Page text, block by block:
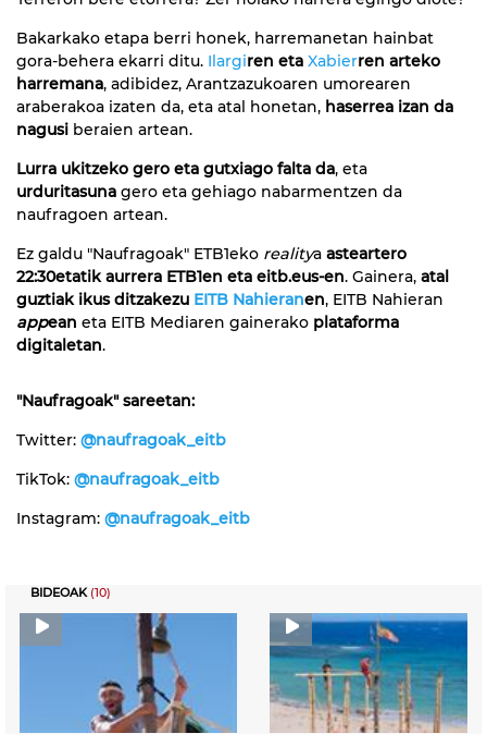
Bakarkako etapa berri honek, harremanetan hainbat
gora-behera ekarri ditu. Ilargiren eta Xabierren arteko
harremana, adibidez, Arantzazukoaren umorearen
araberakoa izaten da, eta atal honetan, haserrea izan da
nagusi beraien artean.
Lurra ukitzeko gero eta gutxiago falta da, eta
urduritasuna gero eta gehiago nabarmentzen da
naufragoen artean.
Ez galdu "Naufragoak" ETB1eko realitya asteartero
22:30etatik aurrera ETB1en eta eitb.eus-en. Gainera, atal
guztiak ikus ditzakezu EITB Nahieranen, EITB Nahieran
appean eta EITB Mediaren gainerako plataforma
digitaletan.
"Naufragoak" sareetan:
Twitter: @naufragoak_eitb
TikTok: @naufragoak_eitb
Instagram: @naufragoak_eitb
BIDEOAK(10)